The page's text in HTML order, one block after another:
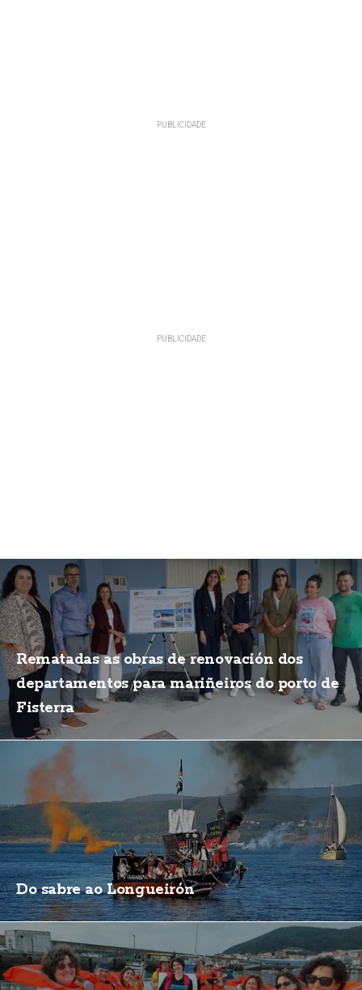
Rematadas as obras de renovación dos
departamentos para mariñeiros do porto de
Fisterra
Do sabre ao Longueirón